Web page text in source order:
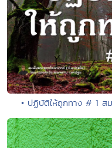
• ปฏิบัติให้ถูกทาง # 1 ส